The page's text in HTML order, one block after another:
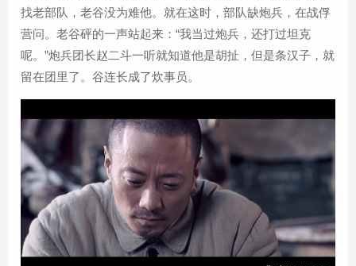
找老部队，老谷没为难他。就在这时，部队缺炮兵，在战俘
营问。老谷砰的一声站起来：“我当过炮兵，还打过坦克
呢。”炮兵团长赵二斗一听就知道他是胡扯，但是条汉子，就
留在团里了。谷连长成了炊事员。